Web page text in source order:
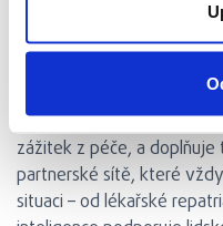
Společnost Redion staví
technologie, data a
výrazně zlepšit rychlost a
plynulejší a
vlastní technologická
zážitek z péče, a
partnerské sítě, které
situaci – od lékařské